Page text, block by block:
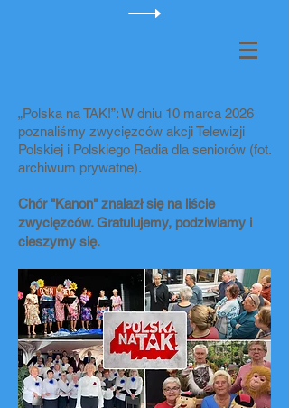
„Polska na TAK!”: W dniu 10 marca 2026
poznaliśmy zwycięzców akcji Telewizji
Polskiej i Polskiego Radia dla seniorów (fot.
archiwum prywatne).
Chór "Kanon" znalazł się na liście
zwycięzców. Gratulujemy, podziwiamy i
cieszymy się.